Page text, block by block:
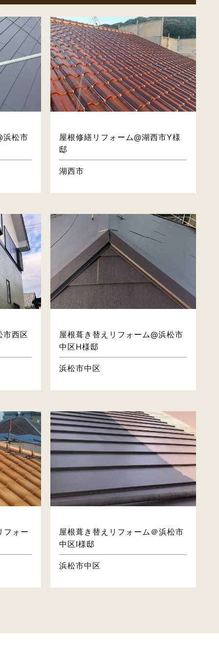
浜松市
屋根修繕リフォーム@湖西市Y様
邸
湖西市
市西区
屋根葺き替えリフォーム@浜松市
中区H様邸
浜松市中区
フォー
屋根葺き替えリフォーム＠浜松市
中区I様邸
浜松市中区